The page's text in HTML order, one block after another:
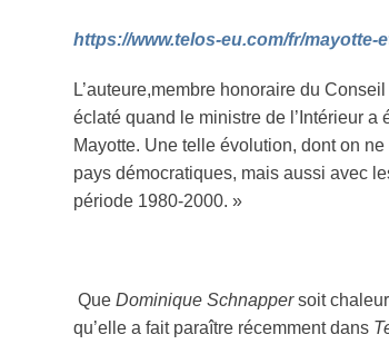
https://www.telos-eu.com/fr/mayotte-
L’auteure,membre honoraire du
éclaté quand le ministre de l’Intérieur a
Mayotte. Une telle évolution, dont on
pays démocratiques, mais aussi avec
période 1980-2000. »
Que Dominique Schnappersoit
qu’elle a fait paraître récemment dans